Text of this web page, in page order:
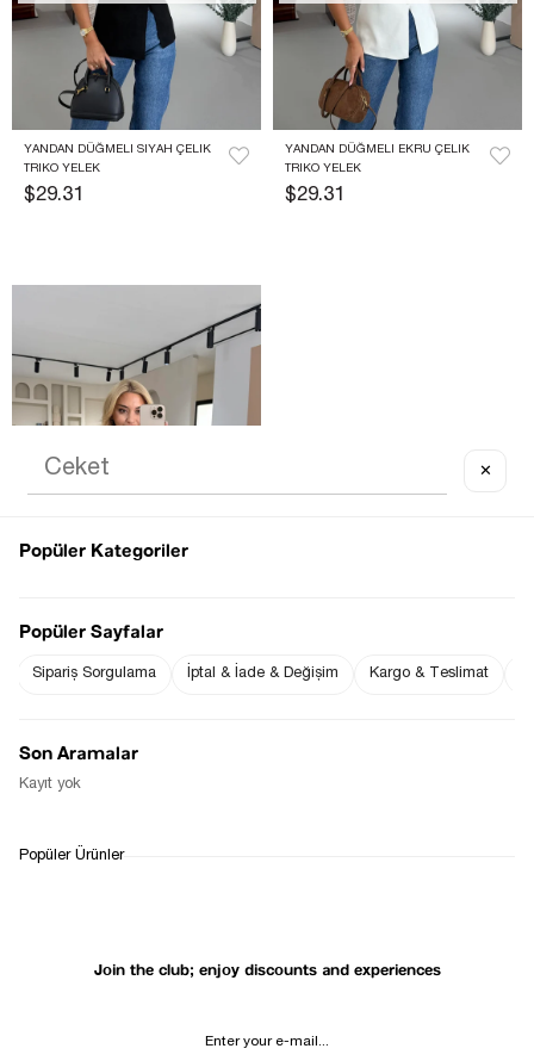
YANDAN DÜĞMELI SIYAH ÇELIK
TRIKO YELEK
$29.31
YANDAN DÜĞMELI EKRU ÇELIK
TRIKO YELEK
$29.31
ÖNDEN DÜĞMELI SARI ÇELIK
Join the club; enjoy discounts and experiences
✕
Popüler Kategoriler
Popüler Sayfalar
Sipariş Sorgulama İptal & İade & Değişim Kargo & Teslimat
Son Aramalar
Kayıt yok
Popüler Ürünler